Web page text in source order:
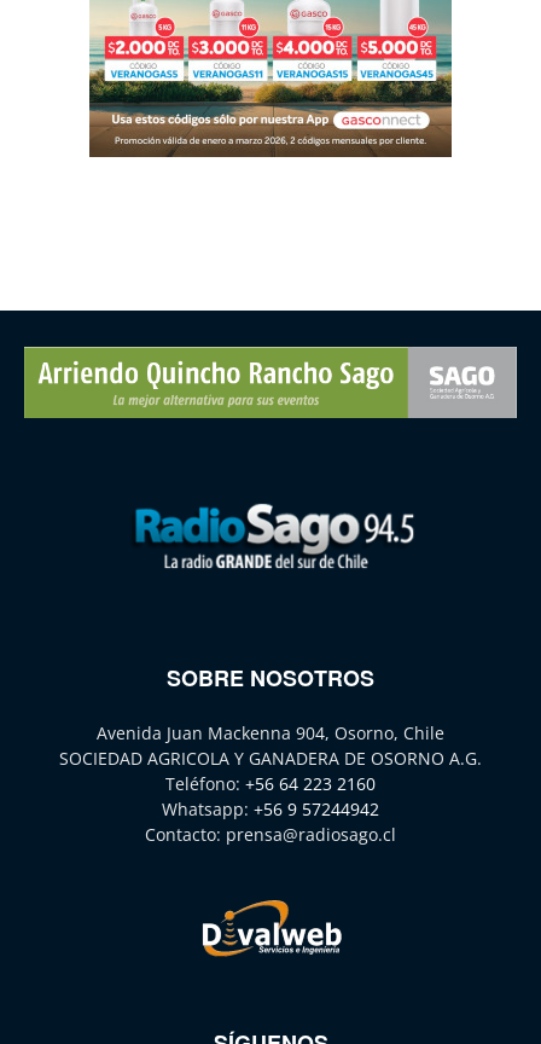
SOBRE NOSOTROS
Avenida Juan Mackenna 904, Osorno, Chile
SOCIEDAD AGRICOLA Y GANADERA DE OSORNO A.G.
Teléfono: +56 64 223 2160
Whatsapp: +56 9 57244942
Contacto: prensa@radiosago.cl